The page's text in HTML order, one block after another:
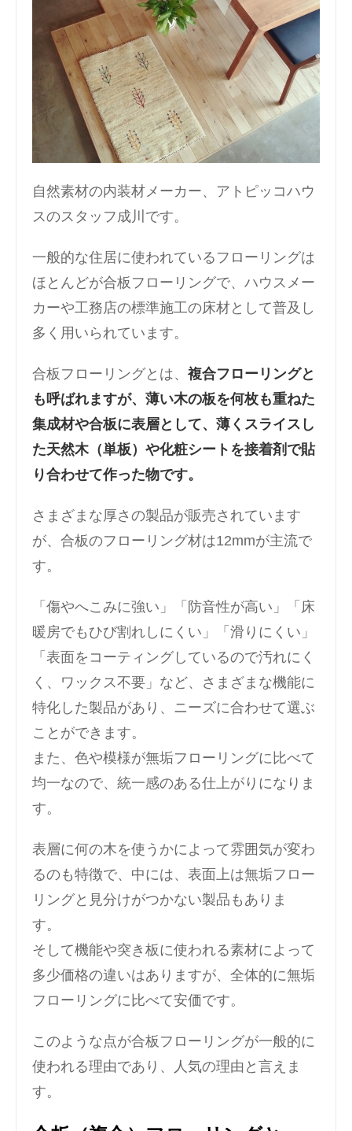
自然素材の内装材メーカー、アトピッコハウ
スのスタッフ成川です。
一般的な住居に使われているフローリングは
ほとんどが合板フローリングで、ハウスメー
カーや工務店の標準施工の床材として普及し
多く用いられています。
合板フローリングとは、 複合フローリングと
も呼ばれますが、薄い木の板を何枚も重ねた
集成材や合板に表層として、薄くスライスし
た天然木（単板）や化粧シートを接着剤で貼
り合わせて作った物です。
さまざまな厚さの製品が販売されています
が、合板のフローリング材は12mmが主流で
す。
「傷やへこみに強い」「防音性が高い」「床
暖房でもひび割れしにくい」「滑りにくい」
「表面をコーティングしているので汚れにく
く、ワックス不要」など、さまざまな機能に
特化した製品があり、ニーズに合わせて選ぶ
ことができます。
また、色や模様が無垢フローリングに比べて
均一なので、統一感のある仕上がりになりま
す。
表層に何の木を使うかによって雰囲気が変わ
るのも特徴で、中には、表面上は無垢フロー
リングと見分けがつかない製品もありま
す。
そして機能や突き板に使われる素材によって
多少価格の違いはありますが、全体的に無垢
フローリングに比べて安価です。
このような点が合板フローリングが一般的に
使われる理由であり、人気の理由と言えま
す。